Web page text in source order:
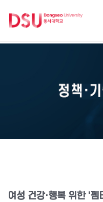
여성 건강·행복 위한 '